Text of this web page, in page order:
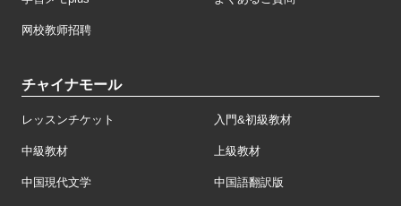
网校教师招聘
チャイナモール
レッスンチケット 入門&初級教材
中級教材 上級教材
中国現代文学 中国語翻訳版